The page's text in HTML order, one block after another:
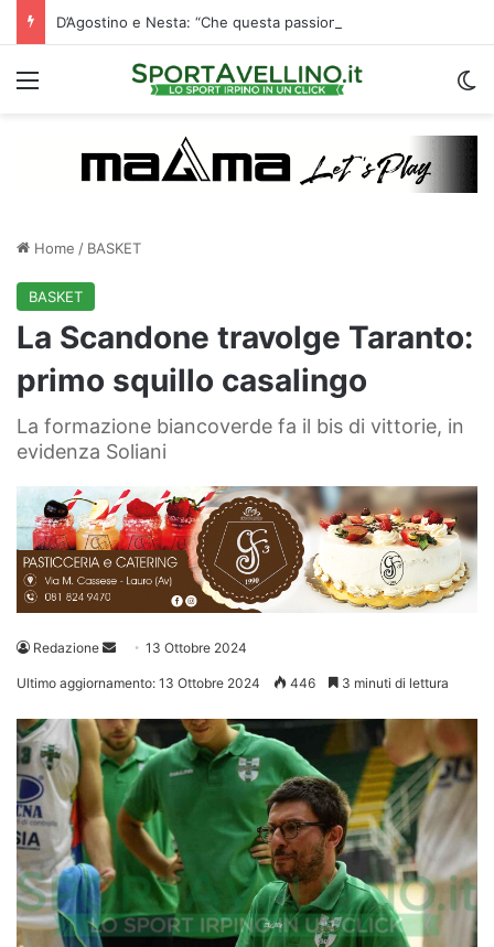
Menu
Home / BASKET
BASKET
La Scandone travolge Taranto:
primo squillo casalingo
La formazione biancoverde fa il bis di vittorie, in
evidenza Soliani
Redazione
Invia 13 Ottobre 2024
Ultimo aggiornamento: 13 Ottobre 2024 446 3 minuti di lettura